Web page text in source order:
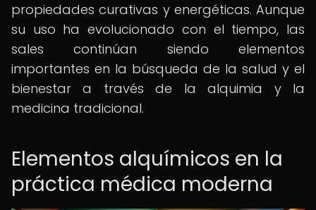
propiedades curativas y energéticas. Aunque
su uso ha evolucionado con el tiempo, las
sales continúan siendo elementos
importantes en la búsqueda de la salud y el
bienestar a través de la alquimia y la
medicina tradicional.
Elementos alquímicos en la
práctica médica moderna